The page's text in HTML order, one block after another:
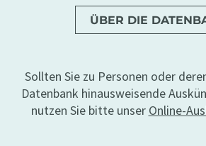
ÜBER DIE
Sollten Sie zu Personen oder
Datenbank hinausweisende
nutzen Sie bitte unser Online-